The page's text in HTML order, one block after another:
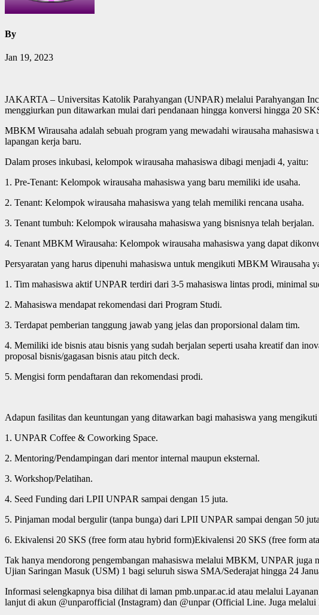
By
Jan 19, 2023
JAKARTA – Universitas Katolik Parahyangan (UNPAR) melalui Parahyangan
menggiurkan pun ditawarkan mulai dari pendanaan hingga konversi hingga 20
MBKM Wirausaha adalah sebuah program yang mewadahi wirausaha
lapangan kerja baru.
Dalam proses inkubasi, kelompok wirausaha mahasiswa dibagi menjadi 4, yaitu:
1. Pre-Tenant: Kelompok wirausaha mahasiswa yang baru memiliki ide usaha.
2. Tenant: Kelompok wirausaha mahasiswa yang telah memiliki rencana usaha.
3. Tenant tumbuh: Kelompok wirausaha mahasiswa yang bisnisnya telah berjalan.
4. Tenant MBKM Wirausaha: Kelompok wirausaha mahasiswa yang dapat
Persyaratan yang harus dipenuhi mahasiswa untuk mengikuti MBKM Wirausaha
1. Tim mahasiswa aktif UNPAR terdiri dari 3-5 mahasiswa lintas prodi, minimal
2. Mahasiswa mendapat rekomendasi dari Program Studi.
3. Terdapat pemberian tanggung jawab yang jelas dan proporsional dalam tim.
4. Memiliki ide bisnis atau bisnis yang sudah berjalan seperti usaha kreatif dan
proposal bisnis/gagasan bisnis atau pitch deck.
5. Mengisi form pendaftaran dan rekomendasi prodi.
Adapun fasilitas dan keuntungan yang ditawarkan bagi mahasiswa yang
1. UNPAR Coffee & Coworking Space.
2. Mentoring/Pendampingan dari mentor internal maupun eksternal.
3. Workshop/Pelatihan.
4. Seed Funding dari LPII UNPAR sampai dengan 15 juta.
5. Pinjaman modal bergulir (tanpa bunga) dari LPII UNPAR sampai dengan 50
6. Ekivalensi 20 SKS (free form atau hybrid form)Ekivalensi 20 SKS (free form
Tak hanya mendorong pengembangan mahasiswa melalui MBKM, UNPAR juga
Ujian Saringan Masuk (USM) 1 bagi seluruh siswa SMA/Sederajat hingga 24
Informasi selengkapnya bisa dilihat di laman pmb.unpar.ac.id atau melalui
lanjut di akun @unparofficial (Instagram) dan @unpar (Official Line. Juga